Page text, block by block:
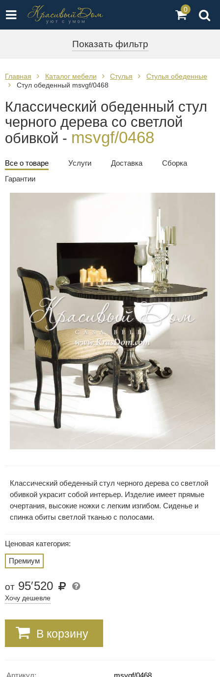
0
Показать фильтр
Главная Каталог мебели Стулья
Стулья обеденные
Стул обеденный msvgf/0468
Классический обеденный стул
черного дерева со светлой
обивкой - msvgf/0468
Все о товаре Услуги Доставка
Сборка
Гарантии
Классический обеденный стул черного дерева со светлой
обивкой украсит собой интерьер. Изделие имеет прямые
очертания, высокие ножки с легким изгибом. Сиденье и
спинка обиты светлой тканью с полосами.
Ценовая категория:
Премиум
от 95′520
Хочу дешевле
В корзину